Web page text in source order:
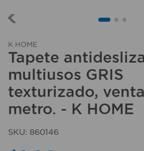
K HOME
Tapete
multiusos GRIS
texturizado,
metro. - K HOME
SKU: 860146
6
organizador
7.
aspiradora
8 .
cerradura
9.
taladro
10
sillas